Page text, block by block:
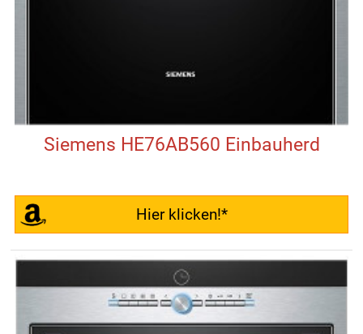
Siemens HE76AB560 Einbauherd
Hier klicken!*